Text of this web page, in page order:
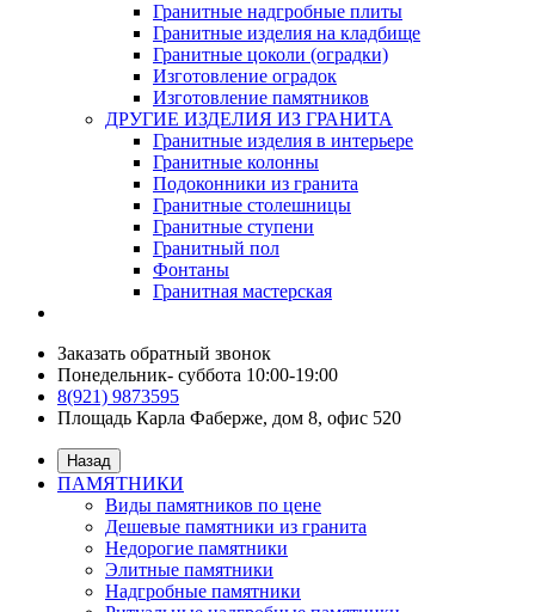
Гранитные надгробные плиты
Гранитные изделия на кладбище
Гранитные цоколи (оградки)
Изготовление оградок
Изготовление памятников
ДРУГИЕ ИЗДЕЛИЯ ИЗ ГРАНИТА
Гранитные изделия в интерьере
Гранитные колонны
Подоконники из гранита
Гранитные столешницы
Гранитные ступени
Гранитный пол
Фонтаны
Гранитная мастерская
Заказать обратный звонок
Понедельник- суббота 10:00-19:00
8(921) 9873595
Площадь Карла Фаберже, дом 8, офис 520
Назад
ПАМЯТНИКИ
Виды памятников по цене
Дешевые памятники из гранита
Недорогие памятники
Элитные памятники
Надгробные памятники